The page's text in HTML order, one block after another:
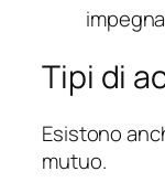
Tipi di
Esistono
mutuo.